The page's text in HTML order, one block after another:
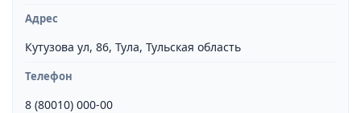
Адрес
Кутузова ул, 86, Тула, Тульская область
Телефон
8 (80010) 000-00